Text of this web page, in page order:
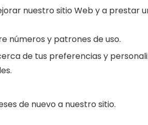
nuestro sitio Web y a prestar
números y patrones de uso.
de tus preferencias y
de nuevo a nuestro sitio.